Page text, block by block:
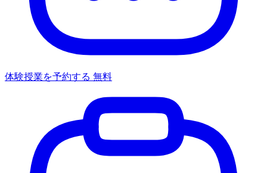
体験授業を予約する 無料